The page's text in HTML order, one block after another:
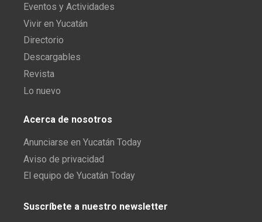
Eventos y Actividades
Vivir en Yucatán
Directorio
Descargables
Revista
Lo nuevo
Acerca de nosotros
Anunciarse en Yucatán Today
Aviso de privacidad
El equipo de Yucatán Today
Suscríbete a nuestro newsletter